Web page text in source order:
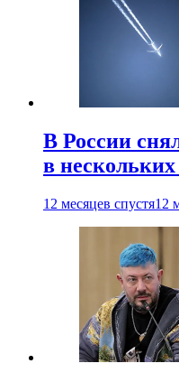
В России
в
12 месяцев спустя12